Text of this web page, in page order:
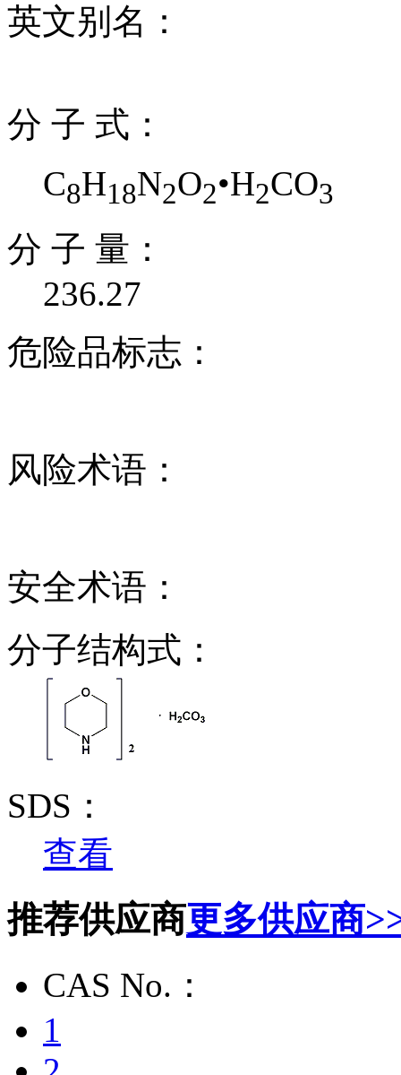
英文别名：
分 子 式：
C8H18N2O2•H2CO3
分 子 量：
236.27
危险品标志：
风险术语：
安全术语：
分子结构式：
SDS：
查看
推荐供应商更多供应商
CAS No.：
1